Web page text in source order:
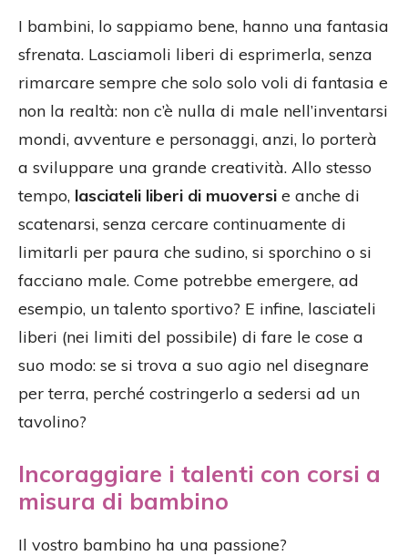
I bambini, lo sappiamo bene, hanno una fantasia
sfrenata. Lasciamoli liberi di esprimerla, senza
rimarcare sempre che solo solo voli di fantasia e
non la realtà: non c’è nulla di male nell’inventarsi
mondi, avventure e personaggi, anzi, lo porterà
a sviluppare una grande creatività. Allo stesso
tempo, lasciateli liberi di muoversi e anche di
scatenarsi, senza cercare continuamente di
limitarli per paura che sudino, si sporchino o si
facciano male. Come potrebbe emergere, ad
esempio, un talento sportivo? E infine, lasciateli
liberi (nei limiti del possibile) di fare le cose a
suo modo: se si trova a suo agio nel disegnare
per terra, perché costringerlo a sedersi ad un
tavolino?
Incoraggiare i talenti con corsi a
misura di bambino
Il vostro bambino ha una passione?